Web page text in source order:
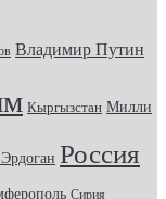
Владимир Путин
Кыргызстан Милли
Россия
Сирия